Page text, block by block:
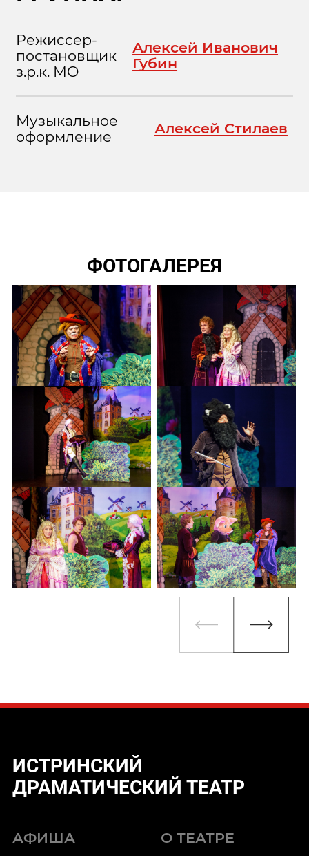
Режиссер-
постановщик
з.р.к. МО
Алексей Иванович
Губин
Музыкальное
оформление
Алексей Стилаев
ФОТОГАЛЕРЕЯ
ИСТРИНСКИЙ
ДРАМАТИЧЕСКИЙ ТЕАТР
АФИША О ТЕАТРЕ